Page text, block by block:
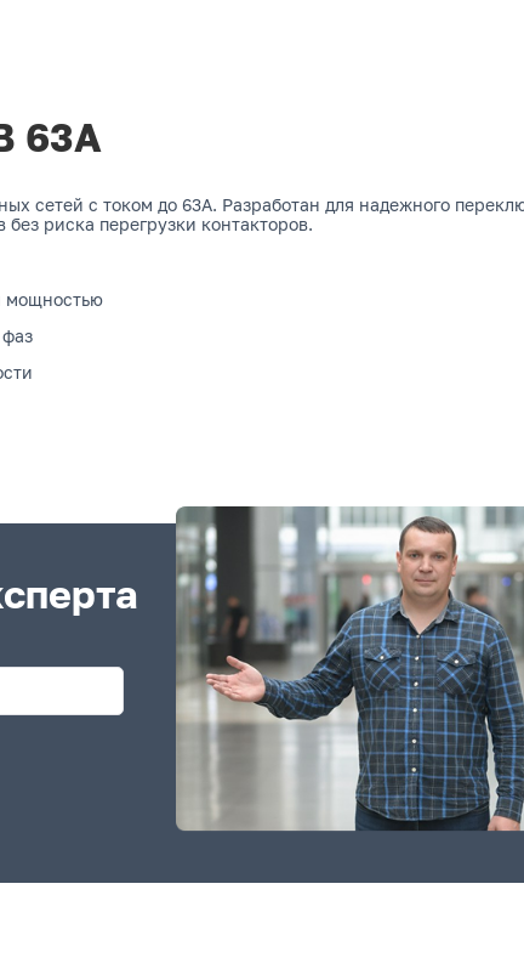
63А
сетей с током до 63А. Разработан для надежного
риска перегрузки контакторов.
мощностью